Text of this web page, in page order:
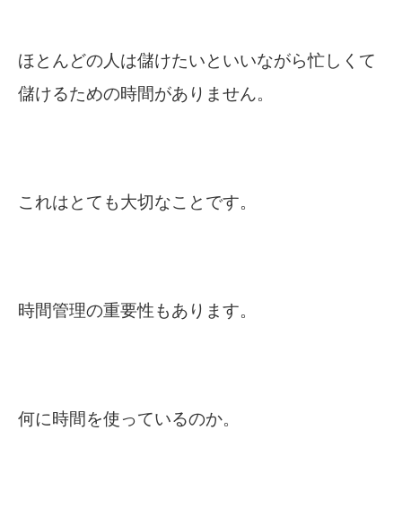
ほとんどの人は儲けたいといいながら忙しくて
儲けるための時間がありません。
これはとても大切なことです。
時間管理の重要性もあります。
何に時間を使っているのか。